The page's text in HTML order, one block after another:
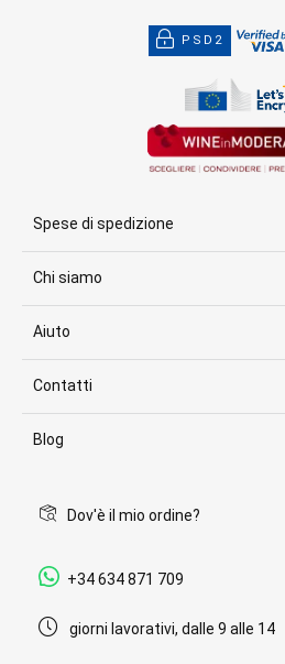
PSD2
Spese di spedizione
Chi siamo
Aiuto
Contatti
Blog
Dov'è il mio ordine?
+34 634 871 709
giorni lavorativi, dalle 9 alle 14